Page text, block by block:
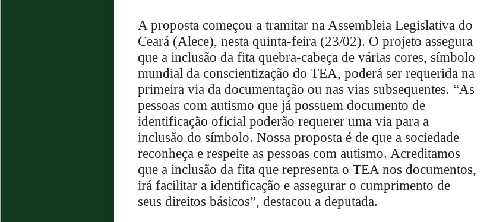
A proposta começou a tramitar na Assembleia Legislativa do
Ceará (Alece), nesta quinta-feira (23/02). O projeto assegura
que a inclusão da fita quebra-cabeça de várias cores, símbolo
mundial da conscientização do TEA, poderá ser requerida na
primeira via da documentação ou nas vias subsequentes. “As
pessoas com autismo que já possuem documento de
identificação oficial poderão requerer uma via para a
inclusão do símbolo. Nossa proposta é de que a sociedade
reconheça e respeite as pessoas com autismo. Acreditamos
que a inclusão da fita que representa o TEA nos documentos,
irá facilitar a identificação e assegurar o cumprimento de
seus direitos básicos”, destacou a deputada.